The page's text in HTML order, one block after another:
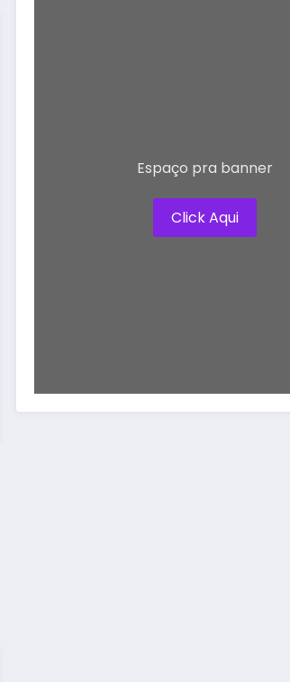
Espaço pra banner
Click Aqui